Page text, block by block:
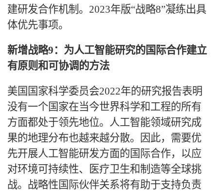
建研发合作机制。 2023年版“战略8”凝练出具
体优先事项。
新增战略9：为人工智能研究的国际合作建立
有原则和可协调的方法
美国国家科学委员会2022年的研究报告表明
没有一个国家在当今世界科学和工程的所有
方面都处于领先地位。人工智能领域研究成
果的地理分布也越来越分散。因此，需要优
先开展人工智能研发方面的国际合作，以应
对环境可持续性、医疗卫生和制造等全球挑
战。战略性国际伙伴关系将有助于支持负责